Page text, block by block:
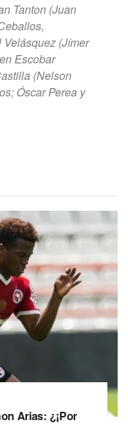
Tanton (Juan
(Jímer
Escobar
(Nelson
Óscar Perea y
Arias: ¿¡Por